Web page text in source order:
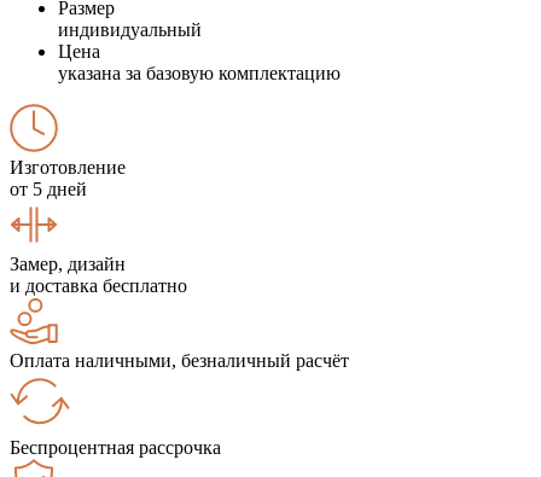
Размер
индивидуальный
Цена
указана за базовую комплектацию
Изготовление
от 5 дней
Замер, дизайн
и доставка бесплатно
Оплата наличными, безналичный расчёт
Беспроцентная рассрочка